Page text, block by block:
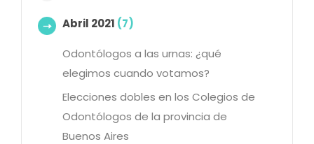
Abril 2021 (7)
Odontólogos a las urnas: ¿qué
elegimos cuando votamos?
Elecciones dobles en los Colegios de
Odontólogos de la provincia de
Buenos Aires